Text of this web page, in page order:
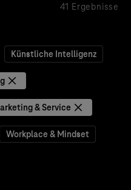
41 Ergebnisse
Künstliche Intelligenz
& Service
Workplace & Mindset